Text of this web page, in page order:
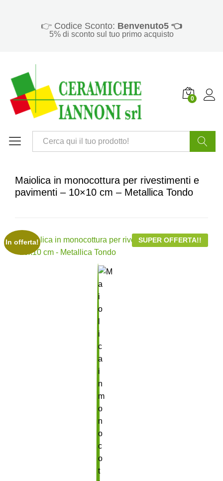
👉 Codice Sconto: Benvenuto5 👈
5% di sconto sul tuo primo acquisto
0
Maiolica in monocottura per rivestimenti e
pavimenti – 10×10 cm – Metallica Tondo
In offerta! SUPER OFFERTA!!